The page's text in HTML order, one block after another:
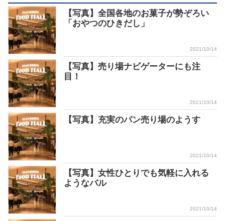
【写真】全国各地のお菓子が勢ぞろい
「おやつのひきだし」
2021/10/14
【写真】売り場ナビゲーターにも注
目！
2021/10/14
【写真】充実のパン売り場のようす
2021/10/14
【写真】女性ひとりでも気軽に入れる
ようなバル
2021/10/14